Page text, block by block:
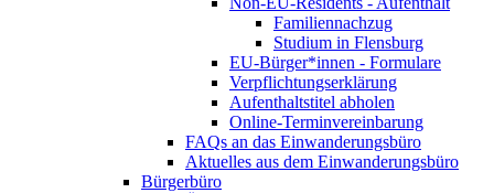
Familiennachzug
Studium in Flensburg
EU-Bürger*innen - Formulare
Verpflichtungserklärung
Aufenthaltstitel abholen
Online-Terminvereinbarung
FAQs an das Einwanderungsbüro
Aktuelles aus dem Einwanderungsbüro
Bürgerbüro